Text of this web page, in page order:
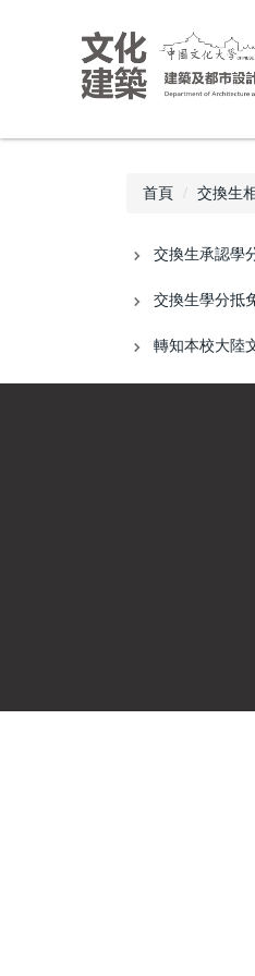
首頁 交換生
交換生承認學
交換生學分抵
轉知本校大陸